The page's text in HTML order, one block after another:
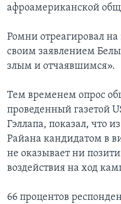
афроамериканской
Ромни отреагировал
своим заявлением
злым и отчаявшимся».
Тем временем опрос
проведенный газетой
Гэллапа, показал, что
Райана кандидатом в
не оказывает ни
воздействия на ход
66 процентов